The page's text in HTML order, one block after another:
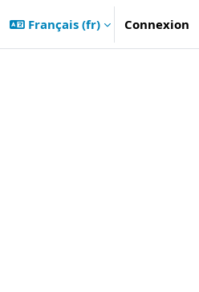
Français ‎(fr)‎ Connexion